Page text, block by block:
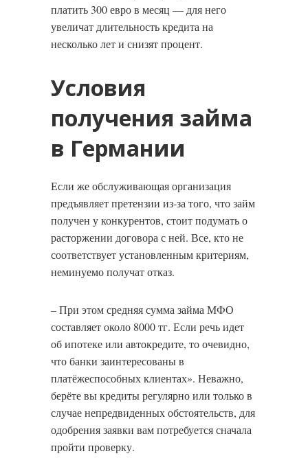
платить 300 евро в месяц — для него
увеличат длительность кредита на
несколько лет и снизят процент.
Условия
получения займа
в Германии
Если же обслуживающая организация
предъявляет претензии из-за того, что займ
получен у конкурентов, стоит подумать о
расторжении договора с ней. Все, кто не
соответствует установленным критериям,
неминуемо получат отказ.
– При этом средняя сумма займа МФО
составляет около 8000 тг. Если речь идет
об ипотеке или автокредите, то очевидно,
что банки заинтересованы в
платёжеспособных клиентах». Неважно,
берёте вы кредиты регулярно или только в
случае непредвиденных обстоятельств, для
одобрения заявки вам потребуется сначала
пройти проверку.